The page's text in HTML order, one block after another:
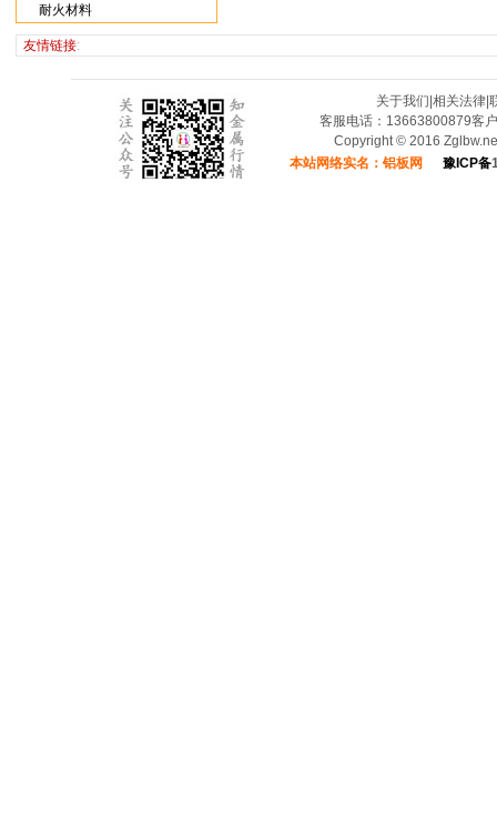
耐火材料
友情链接:
关于我们 相关法律|
客服电话：13663800879客
Copyright © 2016
本站网络实名：铝板网
豫ICP备